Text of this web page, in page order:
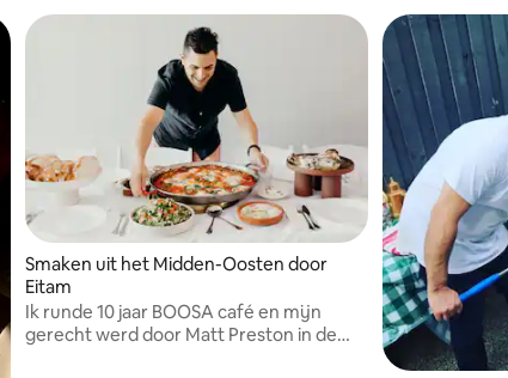
om mensen
heerlijk,
Smaken uit het Midden-Oosten door
Eitam
Ik runde 10 jaar BOOSA café en mijn
gerecht werd door Matt Preston in de